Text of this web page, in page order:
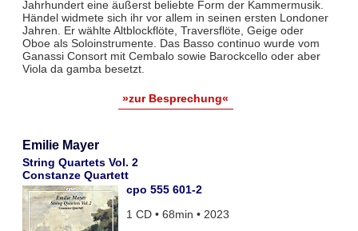
Jahrhundert eine äußerst beliebte Form der Kammermusik.
Händel widmete sich ihr vor allem in seinen ersten Londoner
Jahren. Er wählte Altblockflöte, Traversflöte, Geige oder
Oboe als Soloinstrumente. Das Basso continuo wurde vom
Ganassi Consort mit Cembalo sowie Barockcello oder aber
Viola da gamba besetzt.
»zur Besprechung«
Emilie Mayer
String Quartets Vol. 2
Constanze Quartett
cpo 555 601-2
1 CD • 68min • 2023